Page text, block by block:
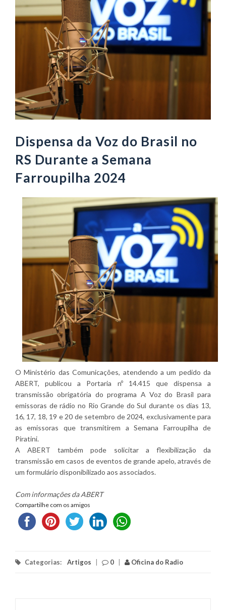
Dispensa da Voz do Brasil no
RS Durante a Semana
Farroupilha 2024
O Ministério das Comunicações, atendendo a um pedido da
ABERT, publicou a Portaria nº 14.415 que dispensa a
transmissão obrigatória do programa A Voz do Brasil para
emissoras de rádio no Rio Grande do Sul durante os dias 13,
16, 17, 18, 19 e 20 de setembro de 2024, exclusivamente para
as emissoras que transmitirem a Semana Farroupilha de
Piratini.
A ABERT também pode solicitar a flexibilização da
transmissão em casos de eventos de grande apelo, através de
um formulário disponibilizado aos associados.
Com informações da ABERT
Compartilhe com os amigos
Categorias: Artigos | 0 | Oficina do Radio